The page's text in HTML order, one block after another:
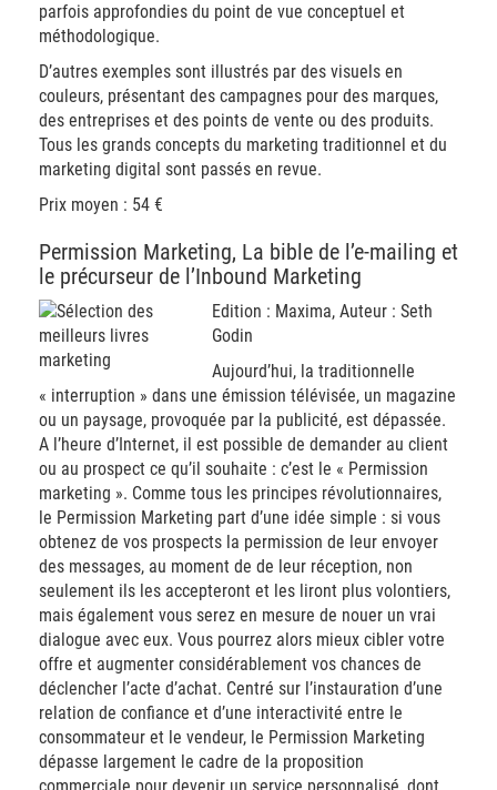
parfois approfondies du point de vue conceptuel et
méthodologique.
D’autres exemples sont illustrés par des visuels en
couleurs, présentant des campagnes pour des marques,
des entreprises et des points de vente ou des produits.
Tous les grands concepts du marketing traditionnel et du
marketing digital sont passés en revue.
Prix moyen : 54 €
Permission Marketing, La bible de l’e-mailing et
le précurseur de l’Inbound Marketing
Edition : Maxima, Auteur : Seth
Godin
Aujourd’hui, la traditionnelle
« interruption » dans une émission télévisée, un magazine
ou un paysage, provoquée par la publicité, est dépassée.
A l’heure d’Internet, il est possible de demander au client
ou au prospect ce qu’il souhaite : c’est le « Permission
marketing ». Comme tous les principes révolutionnaires,
le Permission Marketing part d’une idée simple : si vous
obtenez de vos prospects la permission de leur envoyer
des messages, au moment de de leur réception, non
seulement ils les accepteront et les liront plus volontiers,
mais également vous serez en mesure de nouer un vrai
dialogue avec eux. Vous pourrez alors mieux cibler votre
offre et augmenter considérablement vos chances de
déclencher l’acte d’achat. Centré sur l’instauration d’une
relation de confiance et d’une interactivité entre le
consommateur et le vendeur, le Permission Marketing
dépasse largement le cadre de la proposition